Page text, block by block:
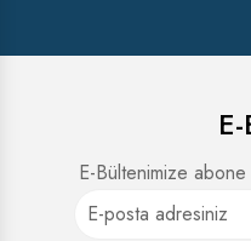
E-Bültenimize abone